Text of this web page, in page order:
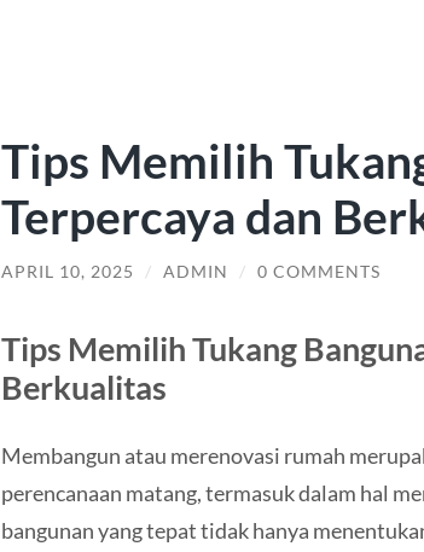
Tips Memilih
Terpercaya dan
APRIL 10, 2025 / ADMIN / 0 COMMENTS
Tips Memilih Tukang
Berkualitas
Membangun atau merenovasi rumah
perencanaan matang, termasuk dalam hal
bangunan yang tepat tidak hanya